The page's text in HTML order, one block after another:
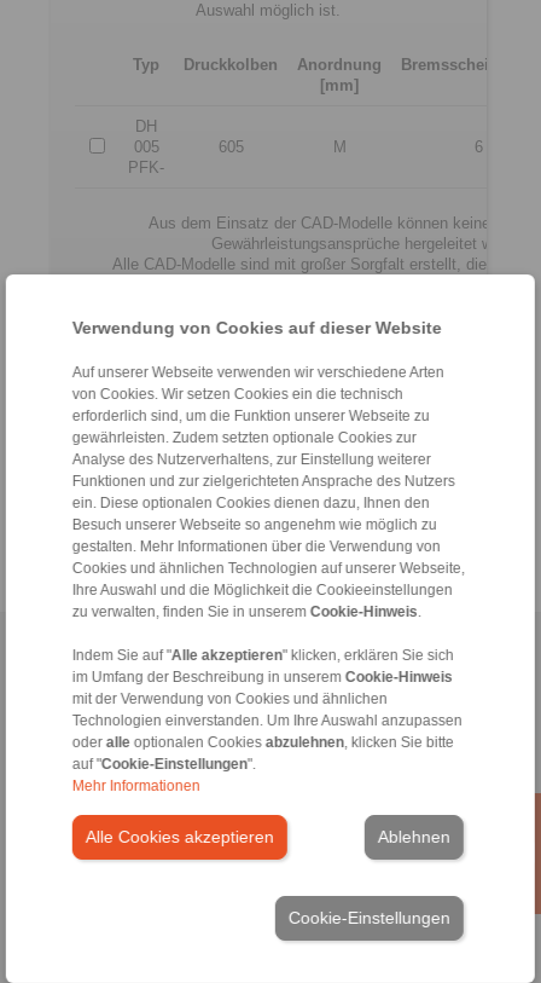
Verwendung von Cookies auf dieser Website
Auf unserer Webseite verwenden wir verschiedene Arten
von Cookies. Wir setzen Cookies ein die technisch
erforderlich sind, um die Funktion unserer Webseite zu
gewährleisten. Zudem setzten optionale Cookies zur
Analyse des Nutzerverhaltens, zur Einstellung weiterer
Funktionen und zur zielgerichteten Ansprache des Nutzers
ein. Diese optionalen Cookies dienen dazu, Ihnen den
Besuch unserer Webseite so angenehm wie möglich zu
gestalten. Mehr Informationen über die Verwendung von
Cookies und ähnlichen Technologien auf unserer Webseite,
Ihre Auswahl und die Möglichkeit die Cookieeinstellungen
zu verwalten, finden Sie in unserem Cookie-Hinweis
Indem Sie auf "Alle akzeptieren" klicken, erklären Sie sich
im Umfang der Beschreibung in unserem Cookie-Hinweis
mit der Verwendung von Cookies und ähnlichen
Technologien einverstanden. Um Ihre Auswahl anzupassen
oder alleoptionalen Cookies abzulehnen, klicken Sie bitte
auf "Cookie-Einstellungen".
Mehr Informationen
Alle Cookies akzeptieren Ablehnen
Cookie-Einstellungen
Auswahl möglich ist.
Typ Druckkolben
Anordnung
[mm]
DH
005
PFK-
605 M 6
Aus dem Einsatz der CAD-Modelle können keine
Gewährleistungsansprüche hergeleitet werden.
Alle CAD-Modelle sind mit großer Sorgfalt erstellt, dienen
Konstruktionszeichnungen.
Dateiformat:
Home|Kontaktformular|Impressum|Datenschutzerklärung
Allgemeine Verkaufsbedingungen|Hinweisgeberplattform|
Produkte